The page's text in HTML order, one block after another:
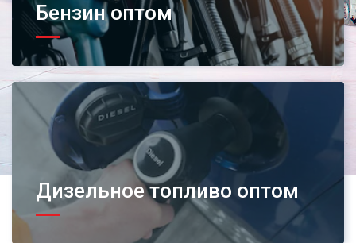
Бензин оптом
Дизельное топливо оптом